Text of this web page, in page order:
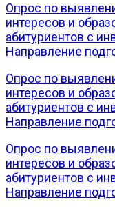
Опрос по
интересов и
абитуриентов с
Направление
Опрос по
интересов и
абитуриентов с
Направление
Опрос по
интересов и
абитуриентов с
Направление